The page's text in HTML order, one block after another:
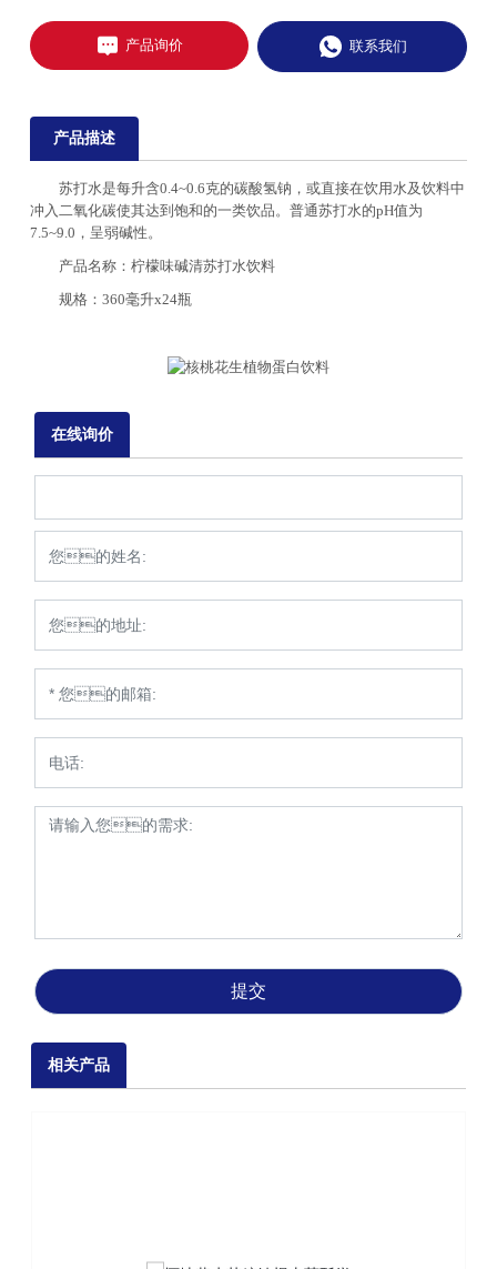
产品询价 联系我们
产品描述
苏打水是每升含0.4~0.6克的碳酸氢钠，或直接在饮用水及饮料中
冲入二氧化碳使其达到饱和的一类饮品。普通苏打水的pH值为
7.5~9.0，呈弱碱性。
产品名称：柠檬味碱清苏打水饮料
规格：360毫升x24瓶
在线询价
提交
相关产品